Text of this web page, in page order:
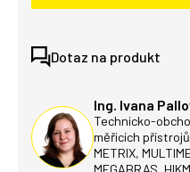
Dotaz na produkt
Ing. Ivana
Technicko-
měřicích přístrojů
METRIX,
MEGABRAS,